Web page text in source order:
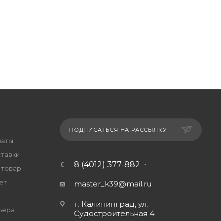
ПОДПИСАТЬСЯ НА РАССЫЛКУ
8 (4012) 377-882
master_k39@mail.ru
г. Калининград, ул.
Судостроительная 4